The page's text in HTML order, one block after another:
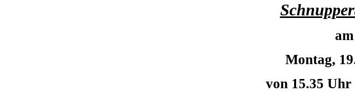
am
Montag,
von 15.35